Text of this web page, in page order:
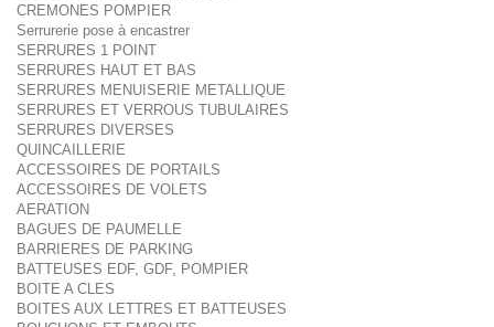
CREMONES POMPIER
Serrurerie pose à encastrer
SERRURES 1 POINT
SERRURES HAUT ET BAS
SERRURES MENUISERIE METALLIQUE
SERRURES ET VERROUS TUBULAIRES
SERRURES DIVERSES
QUINCAILLERIE
ACCESSOIRES DE PORTAILS
ACCESSOIRES DE VOLETS
AERATION
BAGUES DE PAUMELLE
BARRIERES DE PARKING
BATTEUSES EDF, GDF, POMPIER
BOITE A CLES
BOITES AUX LETTRES ET BATTEUSES